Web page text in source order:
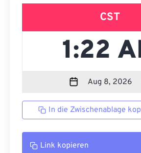
CST
In die Zwischenablage
Link kopieren